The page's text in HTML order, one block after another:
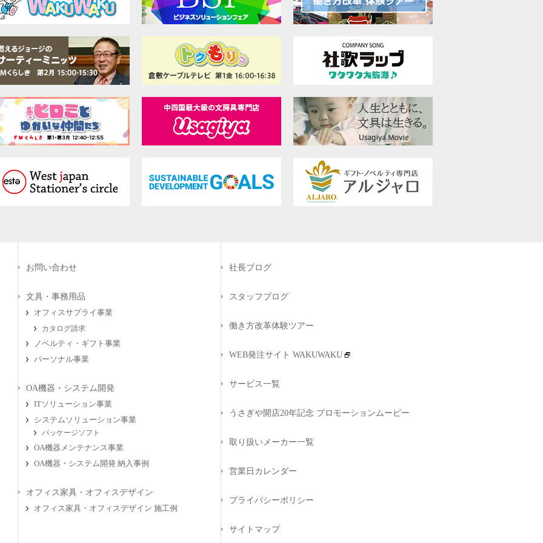
お問い合わせ
文具・事務用品
オフィスサプライ事業
カタログ請求
ノベルティ・ギフト事業
パーソナル事業
OA機器・システム開発
ITソリューション事業
システムソリューション事業
パッケージソフト
OA機器メンテナンス事業
OA機器・システム開発 納入事例
オフィス家具・オフィスデザイン
オフィス家具・オフィスデザイン 施工例
社長ブログ
スタッフブログ
働き方改革体験ツアー
WEB発注サイト WAKUWAKU
サービス一覧
うさぎや開店20年記念 プロモーションムービー
取り扱いメーカー一覧
営業日カレンダー
プライバシーポリシー
サイトマップ